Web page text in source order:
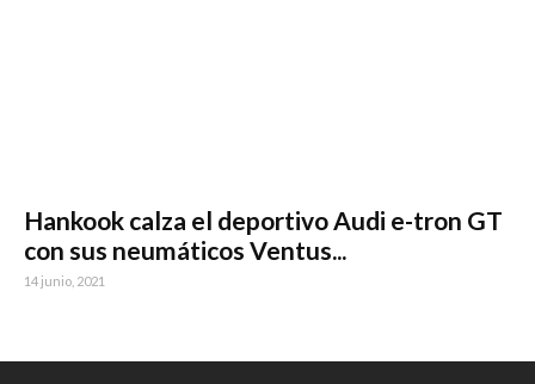
Hankook calza el deportivo Audi e-tron GT
con sus neumáticos Ventus...
14 junio, 2021